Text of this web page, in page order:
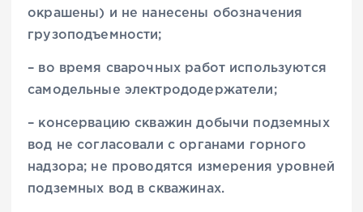
окрашены) и не нанесены обозначения
грузоподъемности;
– во время сварочных работ используются
самодельные электрододержатели;
– консервацию скважин добычи подземных
вод не согласовали с органами горного
надзора; не проводятся измерения уровней
подземных вод в скважинах.